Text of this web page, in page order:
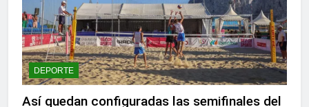
DEPORTE
Así quedan configuradas las semifinales del